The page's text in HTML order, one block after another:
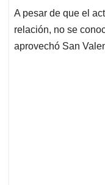
A pesar de que el
relación, no se
aprovechó San